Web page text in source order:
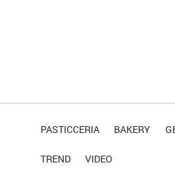
PASTICCERIA BAKERY
TREND VIDEO